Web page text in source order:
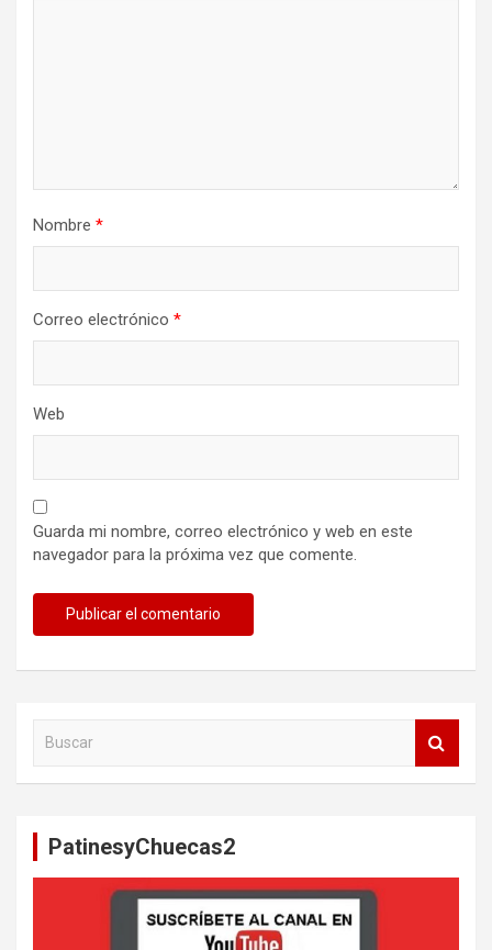
Nombre *
Correo electrónico *
Web
Guarda mi nombre, correo electrónico y web en este
navegador para la próxima vez que comente.
PatinesyChuecas2